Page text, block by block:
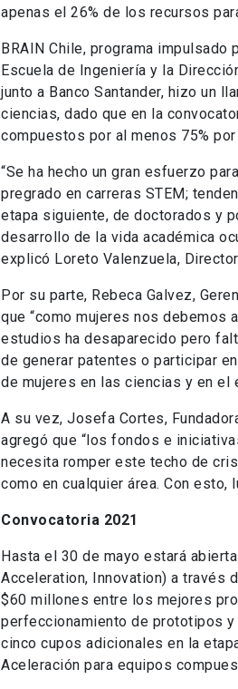
apenas el 26% de los recursos
BRAIN Chile, programa impulsado
Escuela de Ingeniería y la
junto a Banco Santander, hizo un
ciencias, dado que en la
compuestos por al menos 75%
“Se ha hecho un gran esfuerzo
pregrado en carreras STEM;
etapa siguiente, de doctorados y
desarrollo de la vida académica
explicó Loreto Valenzuela,
Por su parte, Rebeca Galvez,
que “como mujeres nos debemos
estudios ha desaparecido pero
de generar patentes o participar
de mujeres en las ciencias y en el
A su vez, Josefa Cortes,
agregó que “los fondos e
necesita romper este techo de
como en cualquier área. Con esto,
Convocatoria 2021
Hasta el 30 de mayo estará
Acceleration, Innovation) a través
$60 millones entre los mejores
perfeccionamiento de prototipos
cinco cupos adicionales en la
Aceleración para equipos